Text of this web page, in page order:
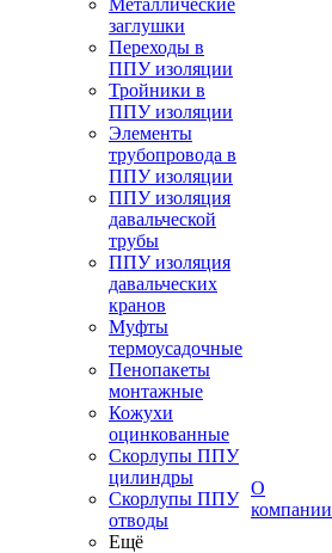
Металлические
заглушки
Переходы в
ППУ изоляции
Тройники в
ППУ изоляции
Элементы
трубопровода в
ППУ изоляции
ППУ изоляция
давальческой
трубы
ППУ изоляция
давальческих
кранов
Муфты
термоусадочные
Пенопакеты
монтажные
Кожухи
оцинкованные
Скорлупы ППУ
цилиндры
Скорлупы ППУ
отводы
Ещё
О
компании